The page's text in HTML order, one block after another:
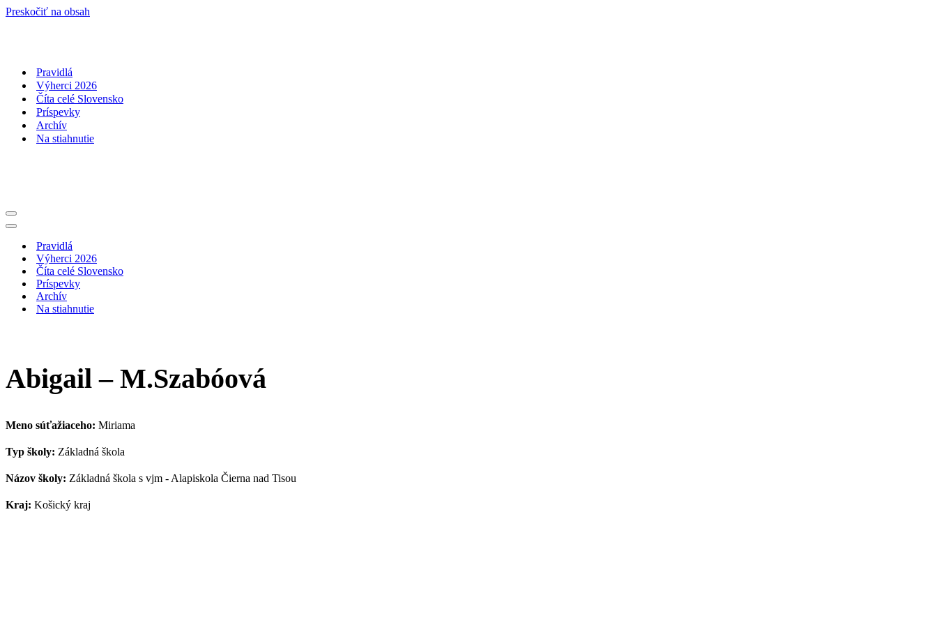
Preskočiť na obsah
Pravidlá
Výherci 2026
Číta celé Slovensko
Príspevky
Archív
Na stiahnutie
Menu
navigácie
Menu
navigáciePravidlá
Výherci 2026
Číta celé Slovensko
Príspevky
Archív
Na stiahnutie
Abigail – M.Szabóová
Meno súťažiaceho: Miriama
Typ školy: Základná škola
Názov školy: Základná škola s vjm - Alapiskola Čierna nad Tisou
Kraj: Košický kraj